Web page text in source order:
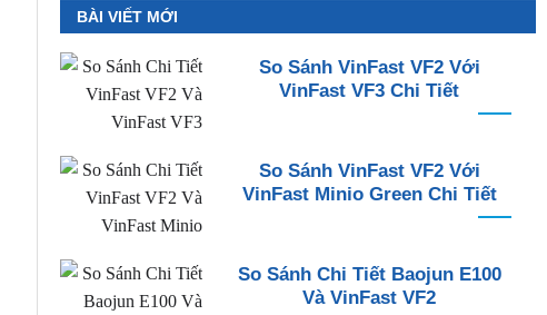
BÀI VIẾT MỚI
So Sánh VinFast VF2 Với
VinFast VF3 Chi Tiết
So Sánh VinFast VF2 Với
VinFast Minio Green Chi Tiết
So Sánh Chi Tiết Baojun E100
Và VinFast VF2